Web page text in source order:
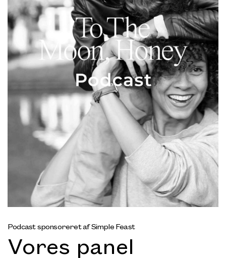
Podcast sponsoreret af Simple Feast
Vores panel